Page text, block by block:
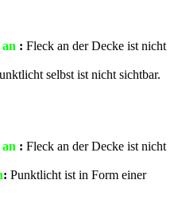
an : Fleck an der Decke ist nicht
selbst ist nicht sichtbar.
an : Fleck an der Decke ist nicht
: Punktlicht ist in Form einer